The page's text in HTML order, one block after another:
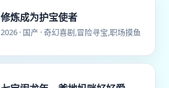
修炼成为护宝使者
2026 · 国产 · 奇幻喜剧,冒险寻宝,职场摸鱼